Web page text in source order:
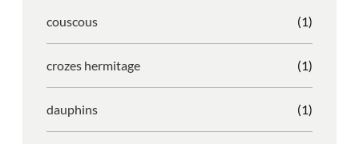
couscous (1)
crozes hermitage (1)
dauphins (1)